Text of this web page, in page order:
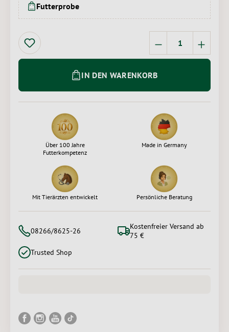
Futterprobe
Produkt
IN DEN WARENKORB
Über 100 Jahre
Futterkompetenz
Made in Germany
Mit Tierärzten entwickelt Persönliche Beratung
08266/8625-26
Kostenfreier Versand ab
75 €
Trusted Shop